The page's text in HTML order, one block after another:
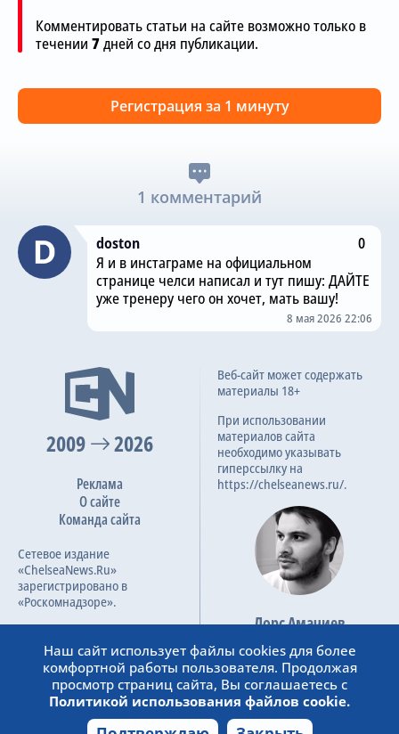
Комментировать статьи на сайте возможно только в
течении 7дней со дня публикации.
Регистрация за 1 минуту
1 комментарий
doston
0
Я и в инстаграме на официальном
странице челси написал и тут пишу: ДАЙТЕ
уже тренеру чего он хочет, мать вашу!
8 мая 2026 22:06
2009 2026
Реклама
О сайте
Команда сайта
Сетевое издание
«ChelseaNews.Ru»
зарегистрировано в
«Роскомнадзоре».
ФС 77 – 87138.
Веб-сайт может содержать
материалы 18+
При использовании
материалов сайта
необходимо указывать
гиперссылку на
https://chelseanews.ru/.
Лорс Амачиев
Основатель сайта
admin@chelseanews.ru
https://www.linkedin.com/
Наш сайт использует файлы cookies для более
комфортной работы пользователя. Продолжая
просмотр страниц сайта, Вы соглашаетесь с
Политикой использования файлов cookie.